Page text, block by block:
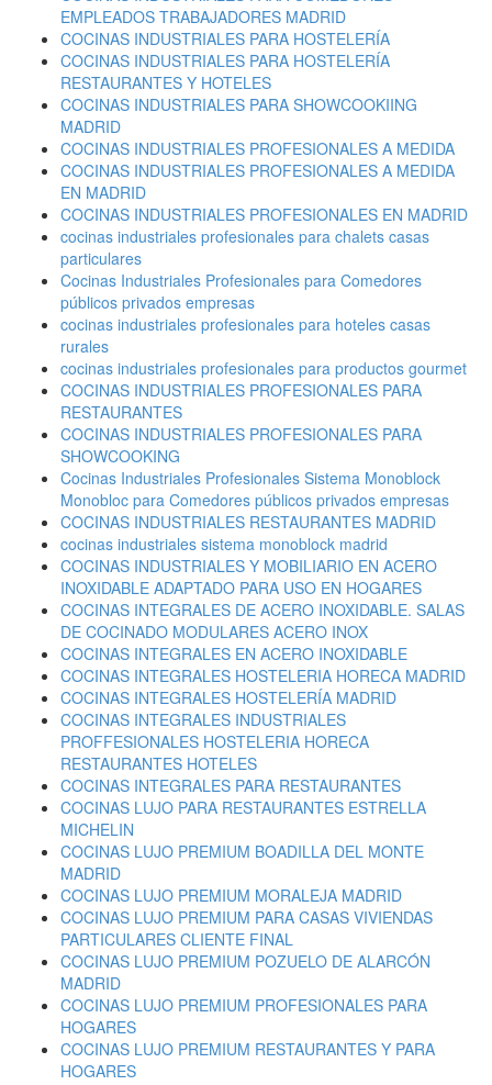
EMPLEADOS TRABAJADORES MADRID
COCINAS INDUSTRIALES PARA HOSTELERÍA
COCINAS INDUSTRIALES PARA HOSTELERÍA
RESTAURANTES Y HOTELES
COCINAS INDUSTRIALES PARA SHOWCOOKIING
MADRID
COCINAS INDUSTRIALES PROFESIONALES A MEDIDA
COCINAS INDUSTRIALES PROFESIONALES A MEDIDA
EN MADRID
COCINAS INDUSTRIALES PROFESIONALES EN MADRID
cocinas industriales profesionales para chalets casas
particulares
Cocinas Industriales Profesionales para Comedores
públicos privados empresas
cocinas industriales profesionales para hoteles casas
rurales
cocinas industriales profesionales para productos gourmet
COCINAS INDUSTRIALES PROFESIONALES PARA
RESTAURANTES
COCINAS INDUSTRIALES PROFESIONALES PARA
SHOWCOOKING
Cocinas Industriales Profesionales Sistema Monoblock
Monobloc para Comedores públicos privados empresas
COCINAS INDUSTRIALES RESTAURANTES MADRID
cocinas industriales sistema monoblock madrid
COCINAS INDUSTRIALES Y MOBILIARIO EN ACERO
INOXIDABLE ADAPTADO PARA USO EN HOGARES
COCINAS INTEGRALES DE ACERO INOXIDABLE. SALAS
DE COCINADO MODULARES ACERO INOX
COCINAS INTEGRALES EN ACERO INOXIDABLE
COCINAS INTEGRALES HOSTELERIA HORECA MADRID
COCINAS INTEGRALES HOSTELERÍA MADRID
COCINAS INTEGRALES INDUSTRIALES
PROFFESIONALES HOSTELERIA HORECA
RESTAURANTES HOTELES
COCINAS INTEGRALES PARA RESTAURANTES
COCINAS LUJO PARA RESTAURANTES ESTRELLA
MICHELIN
COCINAS LUJO PREMIUM BOADILLA DEL MONTE
MADRID
COCINAS LUJO PREMIUM MORALEJA MADRID
COCINAS LUJO PREMIUM PARA CASAS VIVIENDAS
PARTICULARES CLIENTE FINAL
COCINAS LUJO PREMIUM POZUELO DE ALARCÓN
MADRID
COCINAS LUJO PREMIUM PROFESIONALES PARA
HOGARES
COCINAS LUJO PREMIUM RESTAURANTES Y PARA
HOGARES